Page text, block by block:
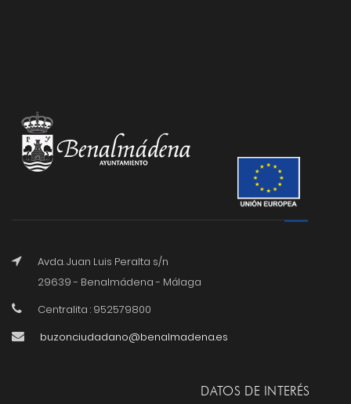
Avda. Juan Luis Peralta s/n
29639 - Benalmádena - Málaga
Centralita : 952579800
buzonciudadano@benalmadena.es
DATOS DE INTERÉS